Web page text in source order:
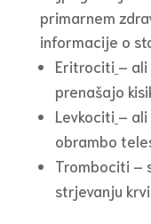
primarnem
informacije o
Eritrociti – ali
prenašajo
Levkociti – ali
obrambo
Trombociti –
strjevanju krvi